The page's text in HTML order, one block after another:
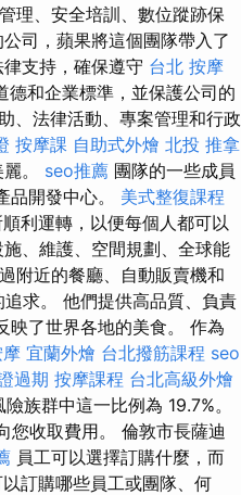
理、安全培訓、數位蹤跡保
司，蘋果將這個團隊帶入了
支持，確保遵守 台北 按摩
德和企業標準，並保護公司的
、法律活動、專案管理和行政
按摩課 自助式外燴 北投 推拿
。 seo推薦 團隊的一些成員
品開發中心。 美式整復課程
利運轉，以便每個人都可以
、維護、空間規劃、全球能
附近的餐廳、自動販賣機和
求。 他們提供高品質、負責
映了世界各地的美食。 作為
宜蘭外燴 台北撥筋課程 seo
過期 按摩課程 台北高級外燴
族群中這一比例為 19.7%。
您收取費用。 倫敦市長薩迪
員工可以選擇訂購什麼，而
訂購哪些員工或團隊、何